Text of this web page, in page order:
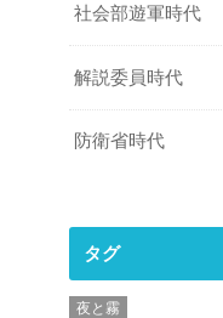
社会部遊軍時代
解説委員時代
防衛省時代
タグ
夜と霧